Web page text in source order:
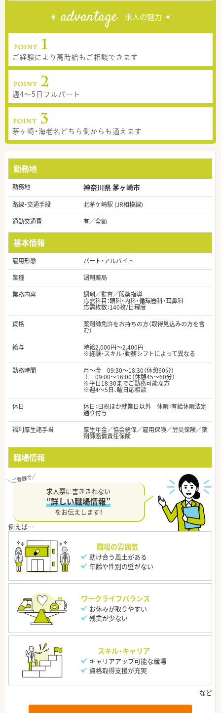
advantage 求人の魅力
ご経験により高時給もご相談できます
週4～5日フルパート
茅ヶ崎・海老名どちら側からも通えます
勤務地
勤務地 神奈川県 茅ヶ崎市
路線・交通手段
北茅ケ崎駅 (JR相模線)
通勤交通費
有／全額
基本情報
雇用形態
パート・アルバイト
業種
調剤薬局
業務内容
調剤／監査／服薬指導
応需科目：眼科・内科・循環器科・耳鼻科
応需枚数：140枚/日程度
資格
薬剤師免許をお持ちの方（取得見込みの方を含
む）
給与
時給2,000円～2,400円
※経験・スキル・勤務シフトによって異なる
勤務時間
月～金 09:30〜18:30（休憩60分）
土 09:00〜16:00（休憩45～60分）
※平日18:30までご勤務可能な方
※週4〜5日、曜日応相談
休日
休日：日祝ほか就業日以外 休暇：有給休暇法定
通り付与
福利厚生諸手当
厚生年金／協会健保／雇用保険／労災保険／薬
剤師賠償責任保険
職場情報
求人票に書ききれない
“詳しい職場情報”
をお伝えします！
職場の雰囲気
助け合う風土がある
年齢や性別の壁がない
ワークライフバランス
お休みが取りやすい
残業が少ない
スキル・キャリア
キャリアアップ可能な職場
資格取得支援が充実